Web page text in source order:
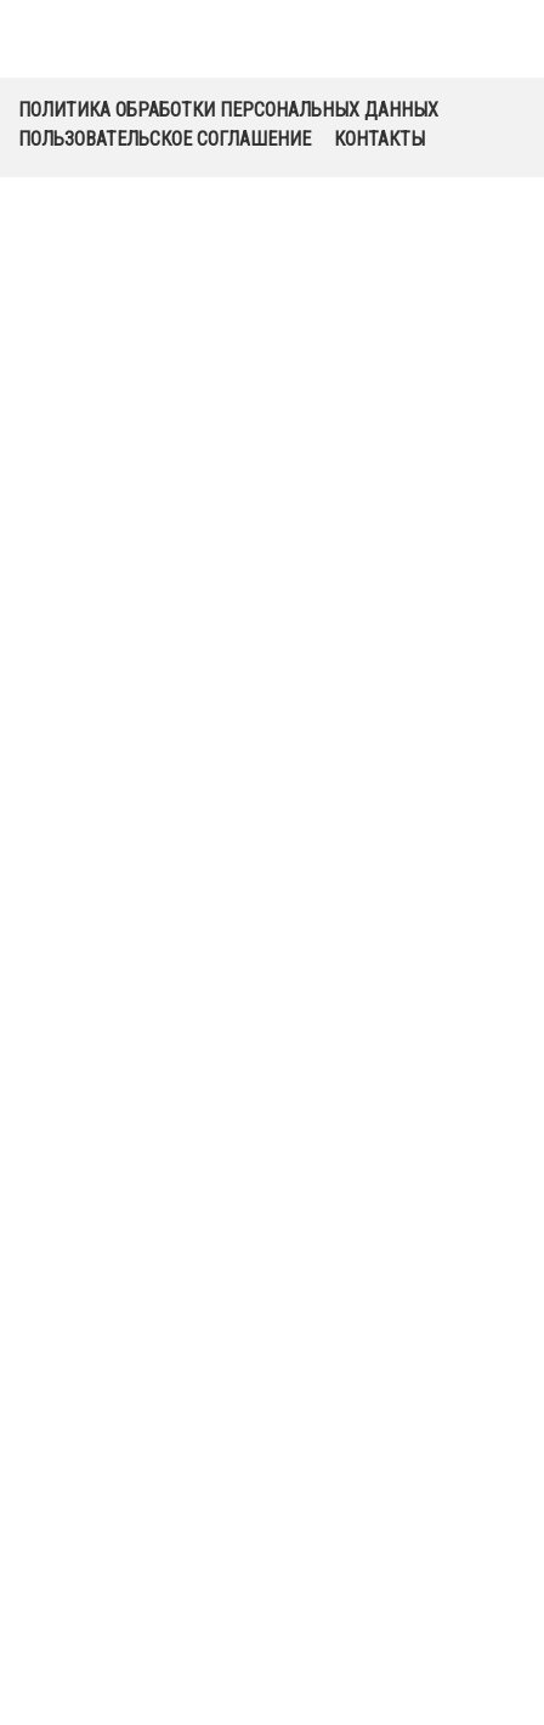
ПОЛИТИКА ОБРАБОТКИ ПЕРСОНАЛЬНЫХ ДАННЫХ
ПОЛЬЗОВАТЕЛЬСКОЕ СОГЛАШЕНИЕ
КОНТАКТЫ